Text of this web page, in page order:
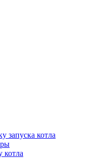
запуска котла
котла